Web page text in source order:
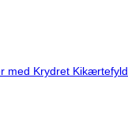
med Krydret Kikærtefyld